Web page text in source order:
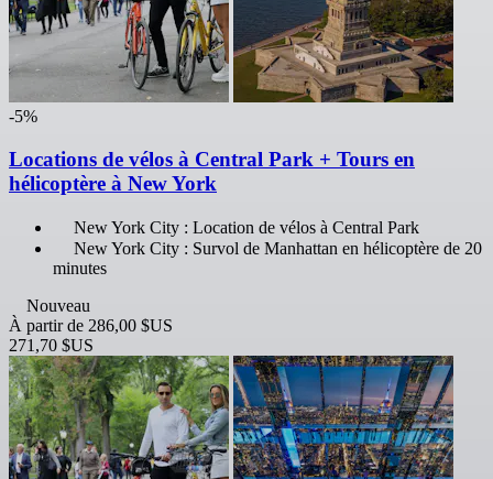
-5%
Locations de vélos à Central Park + Tours en
hélicoptère à New York
New York City : Location de vélos à Central Park
New York City : Survol de Manhattan en hélicoptère de 20
minutes
Nouveau
À partir de 286,00 $US
271,70 $US